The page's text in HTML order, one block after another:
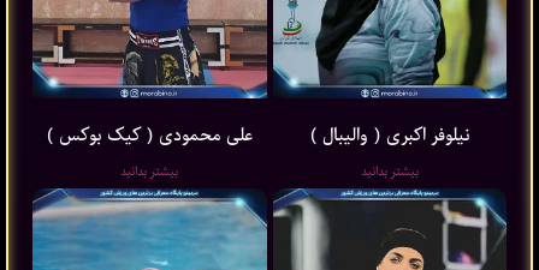
نیلوفر اکبری ( والیبال )
بیشتر بدانید
علی محمودی ( کیک بوکس )
بیشتر بدانید